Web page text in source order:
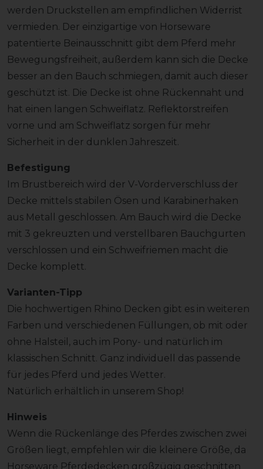
werden Druckstellen am empfindlichen Widerrist
vermieden. Der einzigartige von Horseware
patentierte Beinausschnitt gibt dem Pferd mehr
Bewegungsfreiheit, außerdem kann sich die Decke
besser an den Bauch schmiegen, damit auch dieser
geschützt ist. Die Decke ist ohne Rückennaht und
hat einen langen Schweiflatz. Reflektorstreifen
vorne und am Schweiflatz sorgen für mehr
Sicherheit in der dunklen Jahreszeit.
Befestigung
Im Brustbereich wird der V-Vorderverschluss der
Decke mittels stabilen Ösen und Karabinerhaken
aus Metall geschlossen. Am Bauch wird die Decke
mit 3 gekreuzten und verstellbaren Bauchgurten
verschlossen und ein Schweifriemen macht die
Decke komplett.
Varianten-Tipp
Die hochwertigen Rhino Decken gibt es in weiteren
Farben und verschiedenen Füllungen, ob mit oder
ohne Halsteil, auch im Pony- und natürlich im
klassischen Schnitt. Ganz individuell das passende
für jedes Pferd und jedes Wetter.
Natürlich erhältlich in unserem Shop!
Hinweis
Wenn die Rückenlänge des Pferdes zwischen zwei
Größen liegt, empfehlen wir die kleinere Größe, da
Horseware Pferdedecken großzügig geschnitten